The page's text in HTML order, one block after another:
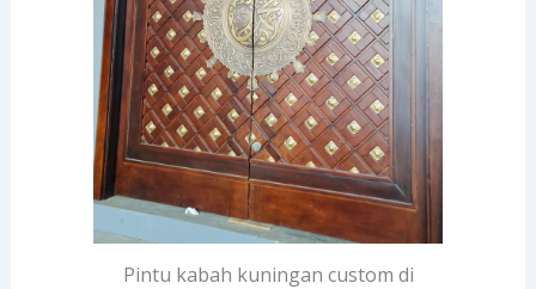
Pintu kabah kuningan custom di